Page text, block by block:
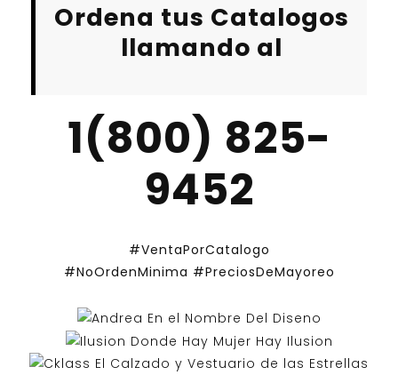
Ordena tus Catalogos
llamando al
1(800) 825-
9452
#VentaPorCatalogo
#NoOrdenMinima #PreciosDeMayoreo